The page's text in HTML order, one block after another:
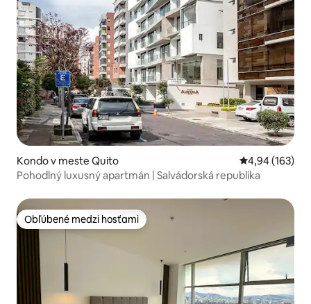
Kondo v meste Quito Priemerné
4,94 (163)
Pohodlný luxusný apartmán | Salvádorská republika
Obľúbené medzi hosťami
Obľúbené medzi hosťami